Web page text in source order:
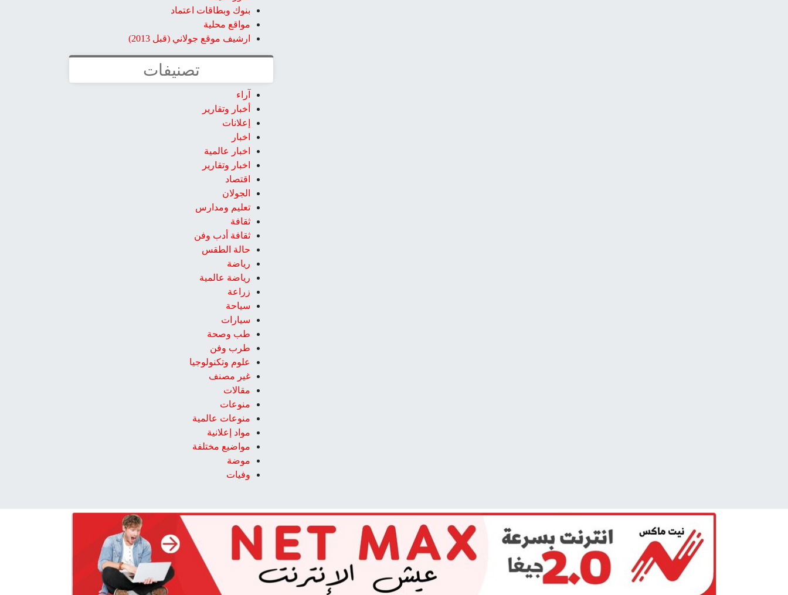
بنوك وبطاقات اعتماد
مواقع محلية
ارشيف موقع جولاني (قبل 2013)
تصنيفات
آراء
أخبار وتقارير
إعلانات
اخبار
اخبار عالمية
اخبار وتقارير
اقتصاد
الجولان
تعليم ومدارس
ثقافة
ثقافة أدب وفن
حالة الطقس
رياضة
رياضة عالمية
زراعة
سياحة
سيارات
طب وصحة
طرب وفن
علوم وتكنولوجيا
غير مصنف
مقالات
منوعات
منوعات عالمية
مواد إعلانية
مواضيع مختلفة
موضة
وفيات